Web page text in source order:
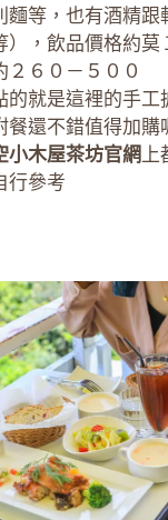
麵等，也有酒精跟
），飲品價格約莫
２６０－５００
的就是這裡的手工
餐還不錯值得加購
小木屋茶坊官網
行參考